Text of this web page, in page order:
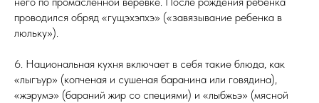
проводился обряд «гущэхэпхэ» («завязывание ребенка в
люльку»).
6. Национальная кухня включает в себя такие блюда, как
«лыгъур» (копченая и сушеная баранина или говядина),
«жэрумэ» (бараний жир со специями) и «лыбжьэ» (мясной